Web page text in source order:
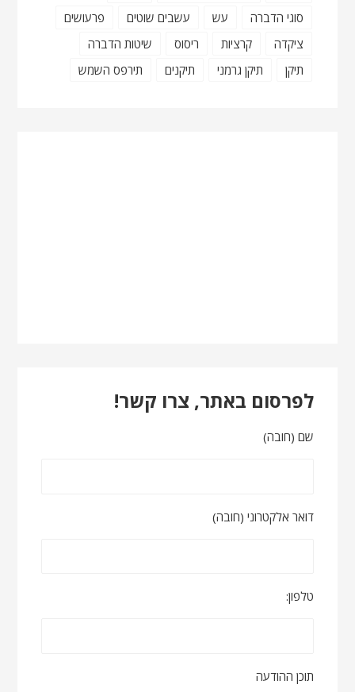
סוגי הדברה
עש עשבים שוטים
פרעושים
ציקדה
קרציות ריסוס
שיטות הדברה
תיקן
תיקן גרמני תיקנים תירפס השמש
לפרסום באתר, צרו קשר!
שם (חובה)
דואר אלקטרוני (חובה)
טלפון:
תוכן ההודעה